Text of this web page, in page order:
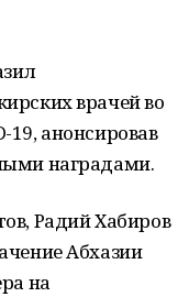
врачей во
анонсировав
наградами.
Радий Хабиров
Абхазии
на